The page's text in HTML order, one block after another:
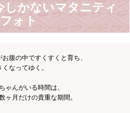
しかないマタニティ
フォト
腹の中ですくすくと育ち、
くなってゆく。
ゃんがいる時間は、
ヶ月だけの貴重な期間。